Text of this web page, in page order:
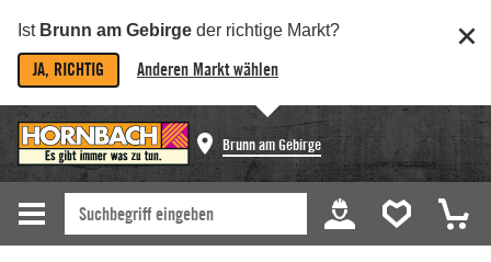
Ist Brunn am Gebirge der richtige Markt?
JA, RICHTIG Anderen Markt wählen
Brunn am Gebirge